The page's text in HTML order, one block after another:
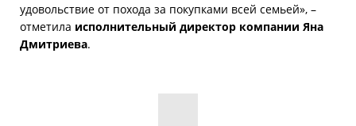
удовольствие от похода за покупками всей семьей», –
отметила исполнительный директор компании Яна
Дмитриева.